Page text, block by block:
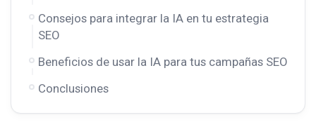
Consejos para integrar la IA en tu estrategia
SEO
Beneficios de usar la IA para tus campañas SEO
Conclusiones